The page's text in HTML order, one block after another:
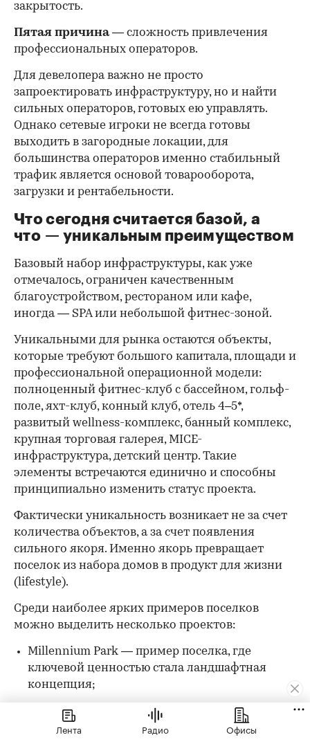
закрытость.
Пятая причина— сложность привлечения
профессиональных операторов.
Для девелопера важно не просто
запроектировать инфраструктуру, но и найти
сильных операторов, готовых ею управлять.
Однако сетевые игроки не всегда готовы
выходить в загородные локации, для
большинства операторов именно стабильный
трафик является основой товарооборота,
загрузки и рентабельности.
Что сегодня считается базой, а
что — уникальным преимуществом
Базовый набор инфраструктуры, как уже
отмечалось, ограничен качественным
благоустройством, рестораном или кафе,
иногда — SPA или небольшой фитнес-зоной.
Уникальными для рынка остаются объекты,
которые требуют большого капитала, площади и
профессиональной операционной модели:
полноценный фитнес-клуб с бассейном, гольф-
поле, яхт-клуб, конный клуб, отель 4–5*,
развитый wellness-комплекс, банный комплекс,
крупная торговая галерея, MICE-
инфраструктура, детский центр. Такие
элементы встречаются единично и способны
принципиально изменить статус проекта.
Фактически уникальность возникает не за счет
количества объектов, а за счет появления
сильного якоря. Именно якорь превращает
поселок из набора домов в продукт для жизни
(lifestyle).
Среди наиболее ярких примеров поселков
можно выделить несколько проектов:
Millennium Park — пример поселка, где
ключевой ценностью стала ландшафтная
концепция;
«Пирогово Коллекция» — один из наиболее
ярких примеров lifestyle-подхода: отель 5*,
Лента Радио Офисы